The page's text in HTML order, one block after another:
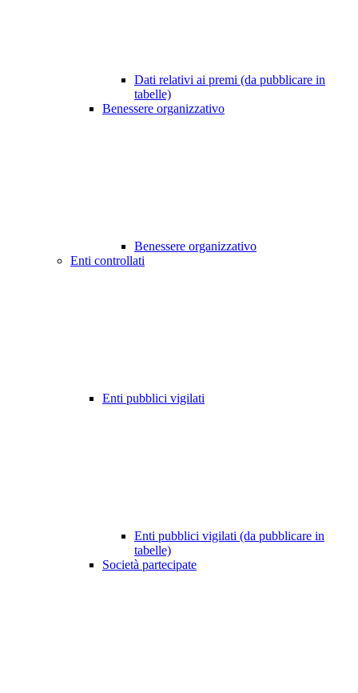
Dati relativi ai premi (da pubblicare in
tabelle)
Benessere organizzativo
Benessere organizzativo
Enti controllati
Enti pubblici vigilati
Enti pubblici vigilati (da pubblicare in
tabelle)
Società partecipate